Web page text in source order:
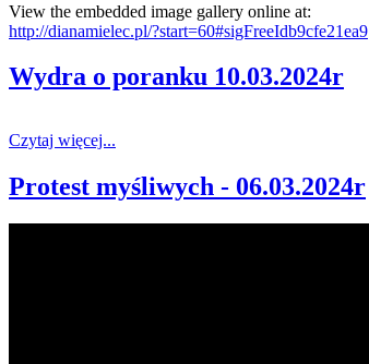
View the embedded image gallery online at:
http://dianamielec.pl/?start=60#sigFreeIdb9cfe21ea9
Wydra o poranku 10.03.2024r
Czytaj więcej...
Protest myśliwych - 06.03.2024r